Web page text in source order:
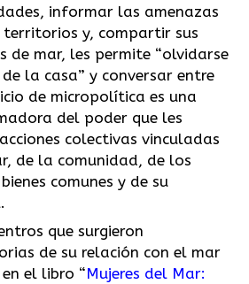
informar las amenazas
territorios y, compartir sus
de mar, les permite “olvidarse
la casa” y conversar entre
de micropolítica es una
del poder que les
colectivas vinculadas
de la comunidad, de los
comunes y de su
que surgieron
de su relación con el mar
el libro “Mujeres del Mar: